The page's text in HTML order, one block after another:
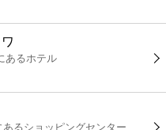
あるホテル
るショッピングセンター